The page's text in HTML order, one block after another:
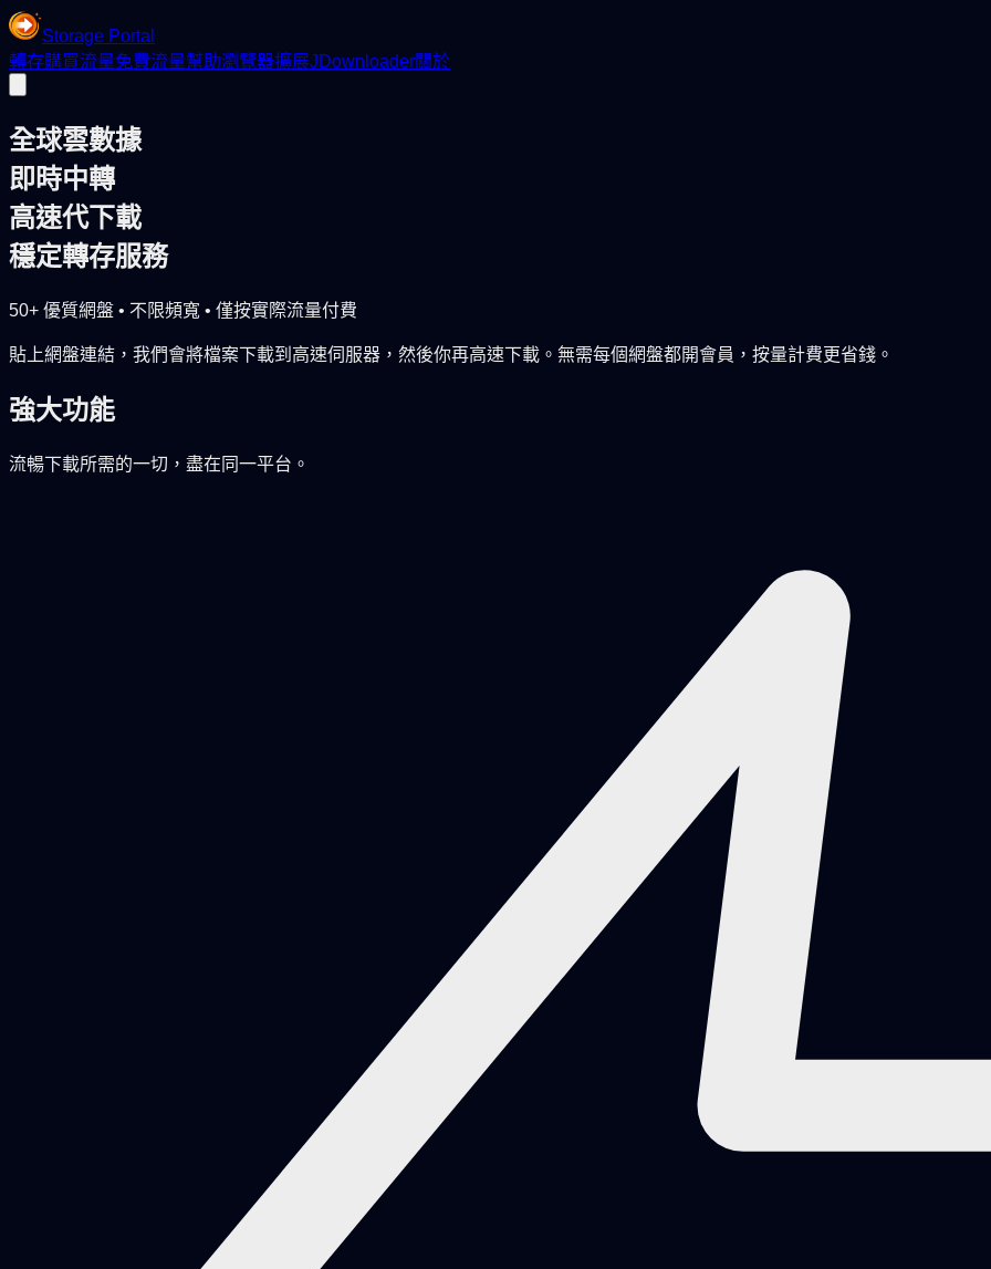
Storage Portal
轉存購買流量免費流量幫助瀏覽器擴展JDownloader關於
全球雲數據
即時中轉
高速代下載
穩定轉存服務
50+ 優質網盤 • 不限頻寬 • 僅按實際流量付費
貼上網盤連結，我們會將檔案下載到高速伺服器，然後你再高速下載。無需每個網盤都開會員，按量計費更省錢。
強大功能
流暢下載所需的一切，盡在同一平台。